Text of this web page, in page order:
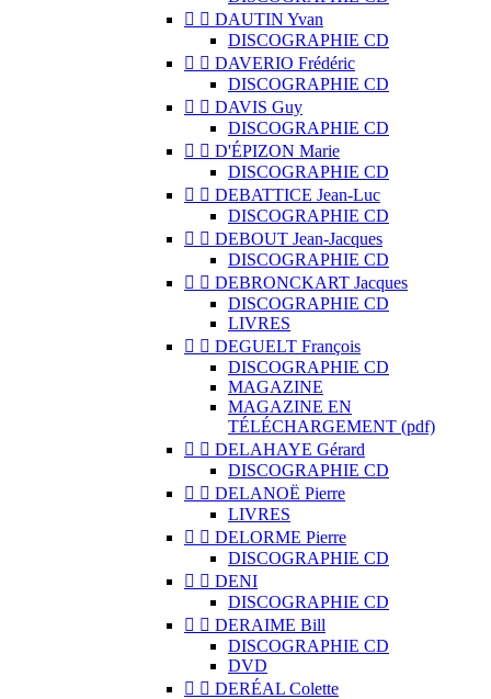
  DAUTIN Yvan
DISCOGRAPHIE CD
  DAVERIO Frédéric
DISCOGRAPHIE CD
  DAVIS Guy
DISCOGRAPHIE CD
  D'ÉPIZON Marie
DISCOGRAPHIE CD
  DEBATTICE Jean-Luc
DISCOGRAPHIE CD
  DEBOUT Jean-Jacques
DISCOGRAPHIE CD
  DEBRONCKART Jacques
DISCOGRAPHIE CD
LIVRES
  DEGUELT François
DISCOGRAPHIE CD
MAGAZINE
MAGAZINE EN
TÉLÉCHARGEMENT (pdf)
  DELAHAYE Gérard
DISCOGRAPHIE CD
  DELANOË Pierre
LIVRES
  DELORME Pierre
DISCOGRAPHIE CD
  DENI
DISCOGRAPHIE CD
  DERAIME Bill
DISCOGRAPHIE CD
DVD
  DERÉAL Colette